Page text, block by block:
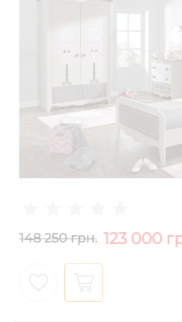
148 250 грн. 123 000